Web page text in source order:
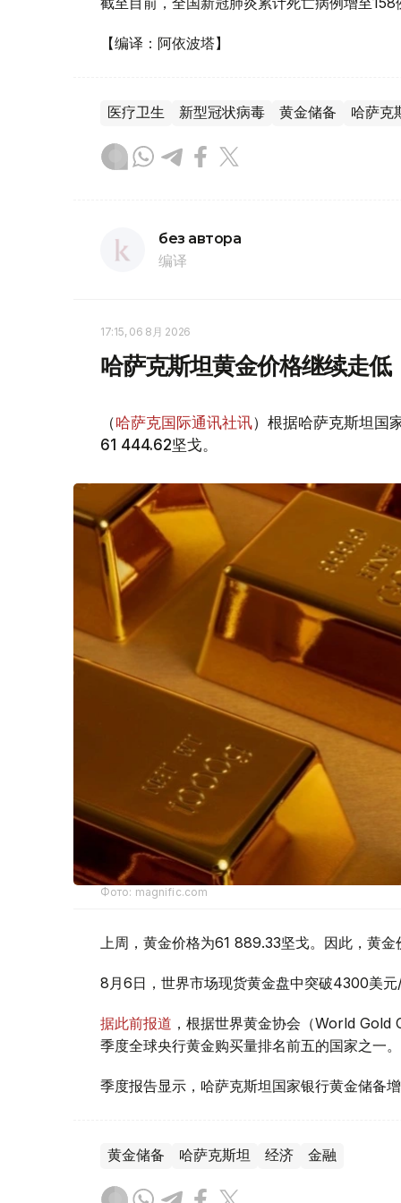
【编译：阿依波塔】
医疗卫生 新型冠状病毒 黄金储备 哈萨克
без автора
编译
17:15, 06 8月 2026
哈萨克斯坦黄金价格继续走低
（哈萨克国际通讯社讯）根据哈萨克斯坦国
61 444.62坚戈。
Фото: magnific.com
上周，黄金价格为61 889.33坚戈。因此，黄
8月6日，世界市场现货黄金盘中突破4300美元
据此前报道 ，根据世界黄金协会（World
季度全球央行黄金购买量排名前五的国家之一。
季度报告显示，哈萨克斯坦国家银行黄金储备增
黄金储备 哈萨克斯坦 经济 金融